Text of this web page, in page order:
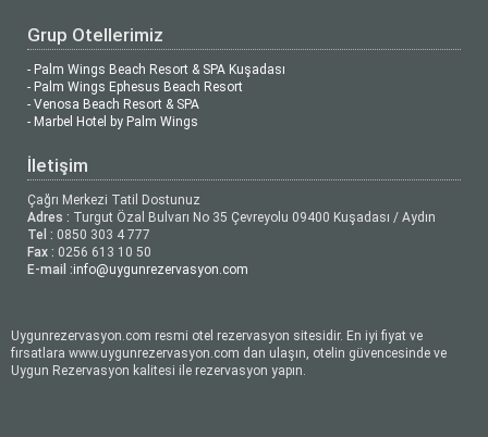
Grup Otellerimiz
- Palm Wings Beach Resort & SPA Kuşadası
- Palm Wings Ephesus Beach Resort
- Venosa Beach Resort & SPA
- Marbel Hotel by Palm Wings
İletişim
Çağrı Merkezi Tatil Dostunuz
Adres : Turgut Özal Bulvarı No 35 Çevreyolu 09400 Kuşadası / Aydın
Tel : 0850 303 4 777
Fax : 0256 613 10 50
E-mail :info@uygunrezervasyon.com
Uygunrezervasyon.com resmi otel rezervasyon sitesidir. En iyi fiyat ve
fırsatlara www.uygunrezervasyon.com dan ulaşın, otelin güvencesinde ve
Uygun Rezervasyon kalitesi ile rezervasyon yapın.